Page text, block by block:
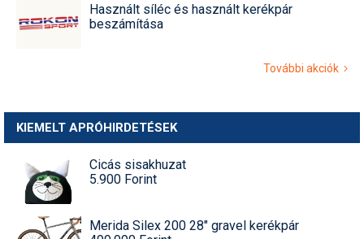
Használt síléc és használt kerékpár
beszámítása
További akciók
KIEMELT APRÓHIRDETÉSEK
Cicás sisakhuzat
5.900 Forint
Merida Silex 200 28" gravel kerékpár